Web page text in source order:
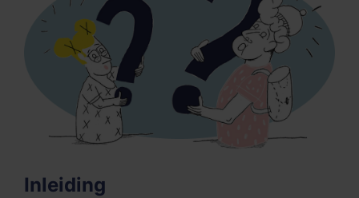
Inleiding